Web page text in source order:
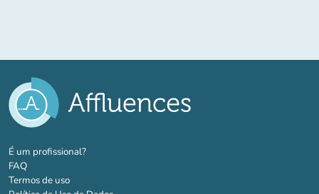
É um profissional?(novo separador)
FAQ
Termos de uso